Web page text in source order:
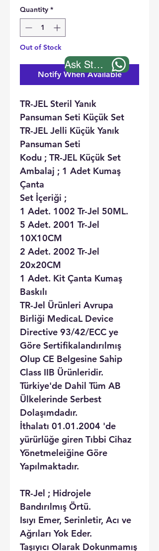
Quantity *
Out of Stock
Notify When Available
TR-JEL Steril Yanık
Pansuman Seti Küçük Set
TR-JEL Jelli Küçük Yanık
Pansuman Seti
Kodu ; TR-JEL Küçük Set
Ambalaj ; 1 Adet Kumaş
Çanta
Set İçeriği ;
1 Adet. 1002 Tr-Jel 50ML.
5 Adet. 2001 Tr-Jel
10X10CM
2 Adet. 2002 Tr-Jel
20x20CM
1 Adet. Kit Çanta Kumaş
Baskılı
TR-Jel Ürünleri Avrupa
Birliği MedicaL Device
Directive 93/42/ECC ye
Göre Sertifikalandırılmış
Olup CE Belgesine Sahip
Class IIB Ürünleridir.
Türkiye'de Dahil Tüm AB
Ülkelerinde Serbest
Dolaşımdadır.
İthalatı 01.01.2004 'de
yürürlüğe giren Tıbbi Cihaz
Yönetmeleiğine Göre
Yapılmaktadır.
TR-Jel ; Hidrojele
Bandırılmış Örtü.
Isıyı Emer, Serinletir, Acı ve
Ağrıları Yok Eder.
Taşıyıcı Olarak Dokunmamış
Ask Stock